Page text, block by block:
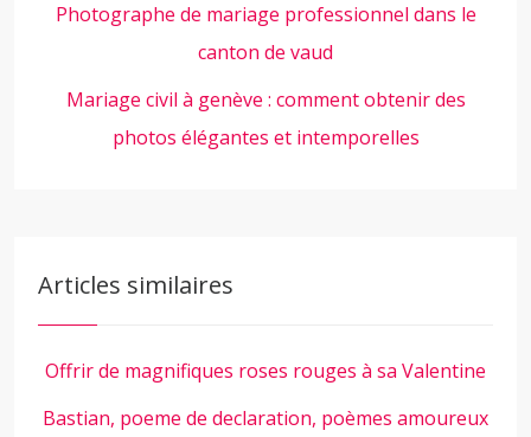
Photographe de mariage professionnel dans le
canton de vaud
Mariage civil à genève : comment obtenir des
photos élégantes et intemporelles
Articles similaires
Offrir de magnifiques roses rouges à sa Valentine
Bastian, poeme de declaration, poèmes amoureux